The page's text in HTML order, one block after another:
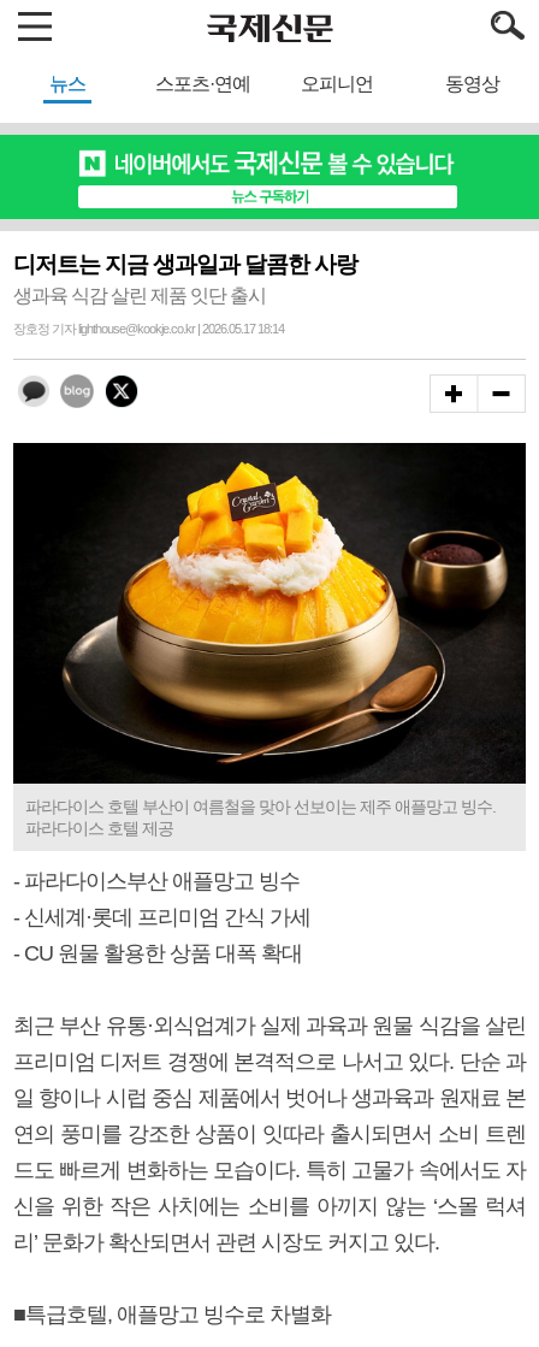
뉴스 스포츠·연예 오피니언 동영상
디저트는 지금 생과일과 달콤한 사랑
생과육 식감 살린 제품 잇단 출시
장호정 기자 lighthouse@kookje.co.kr | 2026.05.17 18:14
파라다이스 호텔 부산이 여름철을 맞아 선보이는 제주 애플망고 빙수.
파라다이스 호텔 제공
- 파라다이스부산 애플망고 빙수
- 신세계·롯데 프리미엄 간식 가세
- CU 원물 활용한 상품 대폭 확대
최근 부산 유통·외식업계가 실제 과육과 원물 식감을 살린
프리미엄 디저트 경쟁에 본격적으로 나서고 있다. 단순 과
일 향이나 시럽 중심 제품에서 벗어나 생과육과 원재료 본
연의 풍미를 강조한 상품이 잇따라 출시되면서 소비 트렌
드도 빠르게 변화하는 모습이다. 특히 고물가 속에서도 자
신을 위한 작은 사치에는 소비를 아끼지 않는 ‘스몰 럭셔
리’ 문화가 확산되면서 관련 시장도 커지고 있다.
■특급호텔, 애플망고 빙수로 차별화